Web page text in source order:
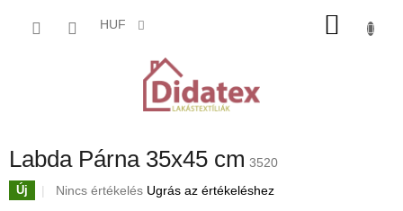
HUF
Labda Párna 35x45 cm 3520
Új
A
Nincs értékelés Ugrás az értékeléshez